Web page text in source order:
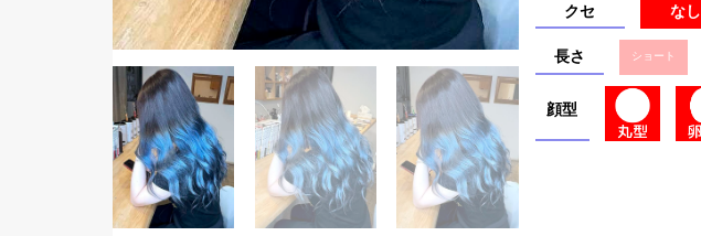
クセ なし
長さ ショート
顔型